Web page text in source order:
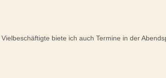
biete ich auch Termine in der